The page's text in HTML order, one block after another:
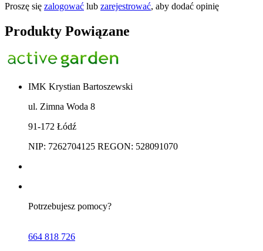
Proszę się zalogować lub zarejestrować, aby dodać opinię
Produkty Powiązane
IMK Krystian Bartoszewski
ul. Zimna Woda 8
91-172 Łódź
NIP: 7262704125 REGON: 528091070
Potrzebujesz pomocy?
664 818 726